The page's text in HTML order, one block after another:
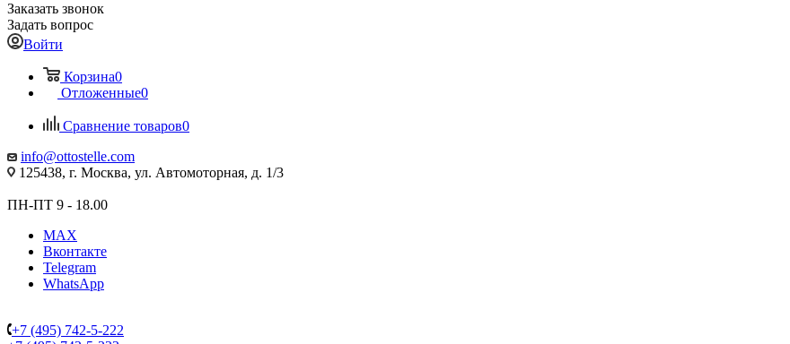
Заказать звонок
Задать вопрос
Войти
Корзина0
Отложенные0
Сравнение товаров0
info@ottostelle.com
125438, г. Москва, ул. Автомоторная, д. 1/3
ПН-ПТ 9 - 18.00
MAX
Вконтакте
Telegram
WhatsApp
+7 (495) 742-5-222